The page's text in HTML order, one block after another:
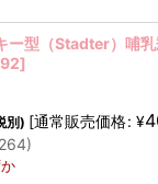
ー型（Stadter）哺
]
別) [通常販売価格: ¥
264)